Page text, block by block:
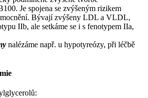
Je spojena se zvýšeným rizikem
Bývají zvýšeny LDL a VLDL,
IIb, ale setkáme se i s fenotypem IIa,
nalézáme např. u hypotyreózy, při léčbě